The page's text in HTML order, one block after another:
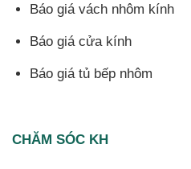
Báo giá vách nhôm kính
Báo giá cửa kính
Báo giá tủ bếp nhôm
CHĂM SÓC KH